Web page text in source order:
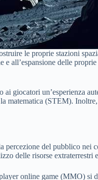
le proprie stazioni
all’espansione delle
giocatori un’esperienza
matematica (STEM).
del pubblico
delle risorse
online game (MMO)